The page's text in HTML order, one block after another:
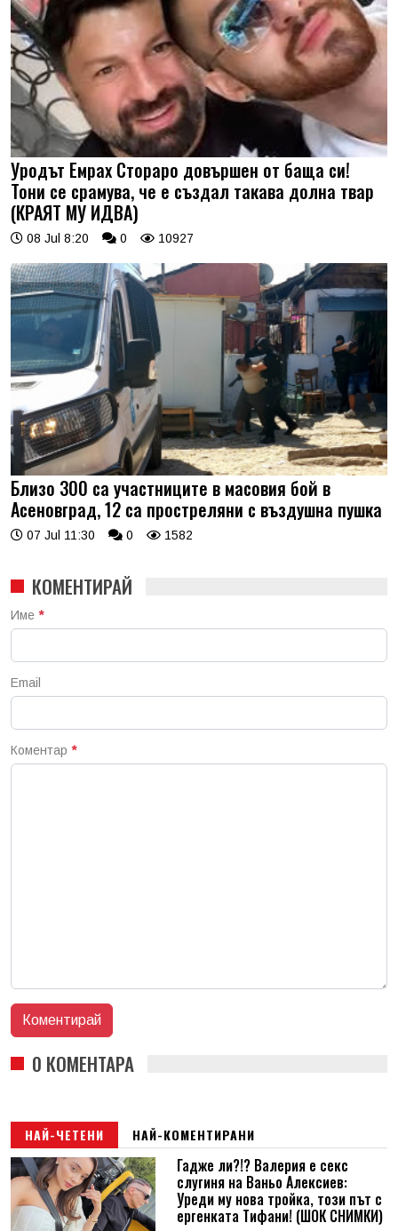
Уродът Емрах Стораро довършен от баща си!
Тони се срамува, че е създал такава долна твар
(КРАЯТ МУ ИДВА)
08 Jul 8:20 0 10927
Близо 300 са участниците в масовия бой в
Асеновград, 12 са простреляни с въздушна пушка
07 Jul 11:30 0 1582
КОМЕНТИРАЙ
Име *
Email
Коментар *
0 КОМЕНТАРА
НАЙ-ЧЕТЕНИ НАЙ-КОМЕНТИРАНИ
Гадже ли?!? Валерия е секс
слугиня на Ваньо Алексиев:
Уреди му нова тройка, този път с
ергенката Тифани! (ШОК СНИМКИ)